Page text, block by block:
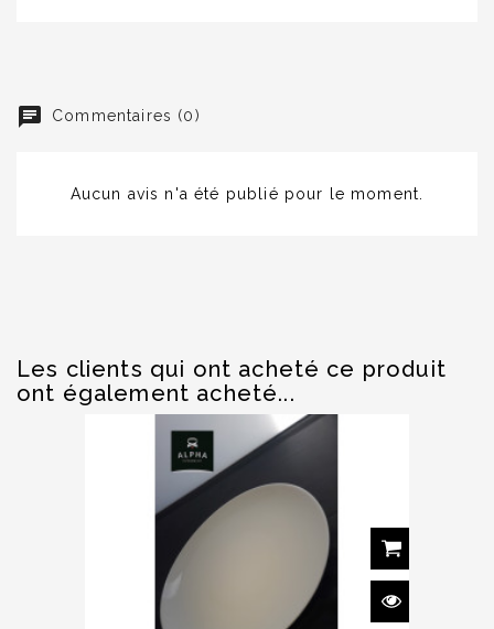
Commentaires (0)
Aucun avis n'a été publié pour le moment.
Les clients qui ont acheté ce produit
ont également acheté...